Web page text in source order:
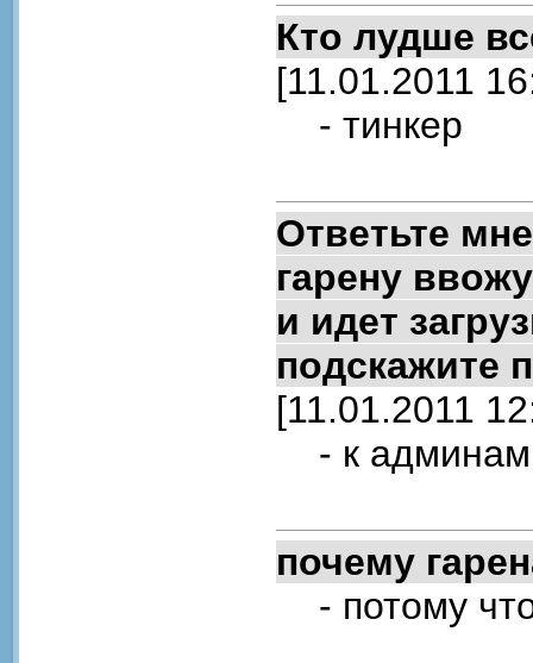
Кто лудше
[11.01.2011
- тинкер
Ответьте
гарену
и идет
подскажите
[11.01.2011
- к админам
почему
- потому